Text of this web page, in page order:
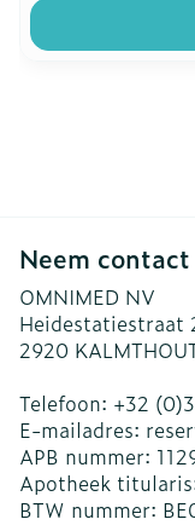
Neem
OMNIMED NV
Heidestatiestraat
2920
Telefoon: +32
E-mailadres:
APB nummer:
Apotheek
BTW nummer: